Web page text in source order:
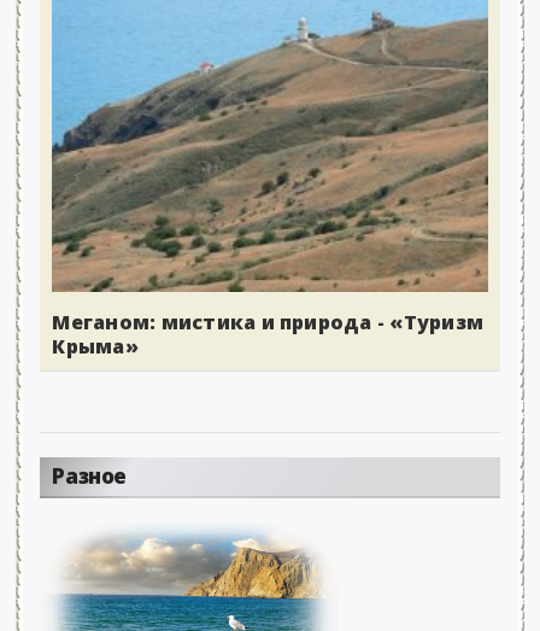
Меганом: мистика и природа - «Туризм
Крыма»
Разное